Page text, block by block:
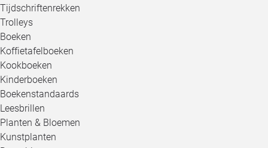
Tijdschriftenrekken
Trolleys
Boeken
Koffietafelboeken
Kookboeken
Kinderboeken
Boekenstandaards
Leesbrillen
Planten & Bloemen
Kunstplanten